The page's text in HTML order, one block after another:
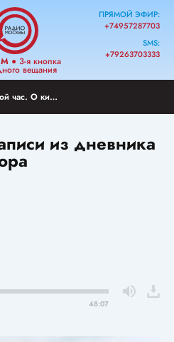
● 3-я кнопка
вещания
ПРЯМОЙ ЭФИР:
+74957287703
SMS:
+79263703333
Золотой час. О киноклассике
из дневника
48:07